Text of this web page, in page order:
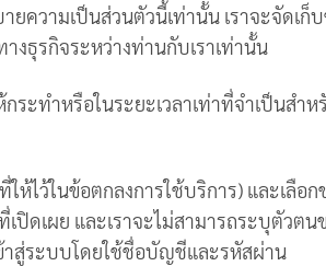
ความเป็นส่วนตัวนี้เท่านั้น เราจะจัดเก็
งธุรกิจระหว่างท่านกับเราเท่านั้น
ะทำหรือในระยะเวลาเท่าที่จำเป็นสำ
ไว้ในข้อตกลงการใช้บริการ) และเลือ
ดเผย และเราจะไม่สามารถระบุตัวตน
สู่ระบบโดยใช้ชื่อบัญชีและรหัสผ่าน